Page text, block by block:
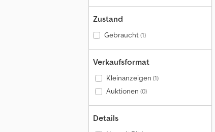
Zustand
Gebraucht(1)
Verkaufsformat
Kleinanzeigen (1)
Auktionen (0)
Details